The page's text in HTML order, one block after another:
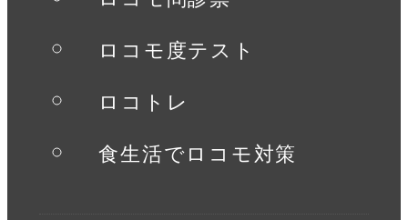
ロコモ度テスト
ロコトレ
食生活でロコモ対策